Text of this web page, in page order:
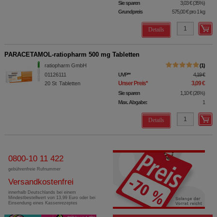
Sie sparen 3,03 € (35%)
Grundpreis
575,00 €pro 1 kg
Details
PARACETAMOL-ratiopharm 500 mg Tabletten
ratiopharm GmbH
01126111
20 St Tabletten
1
UVP** 4,19 €
Unser Preis* 3,09 €
Sie sparen 1,10 € (26%)
Max. Abgabe:
1
Details
0800-10 11 422
gebührenfreie Rufnummer
Versandkostenfrei
innerhalb Deutschlands bei einem
Mindestbestellwert von 13,99 Euro oder bei
Einsendung eines Kassenrezeptes